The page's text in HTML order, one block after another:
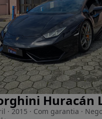
Huracán
· 2015 · Com garantia ·